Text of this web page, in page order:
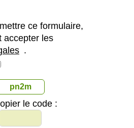
ce formulaire,
accepter les
.
pn2m
le code :